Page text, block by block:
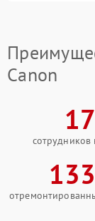
Canon
17
сотрудников